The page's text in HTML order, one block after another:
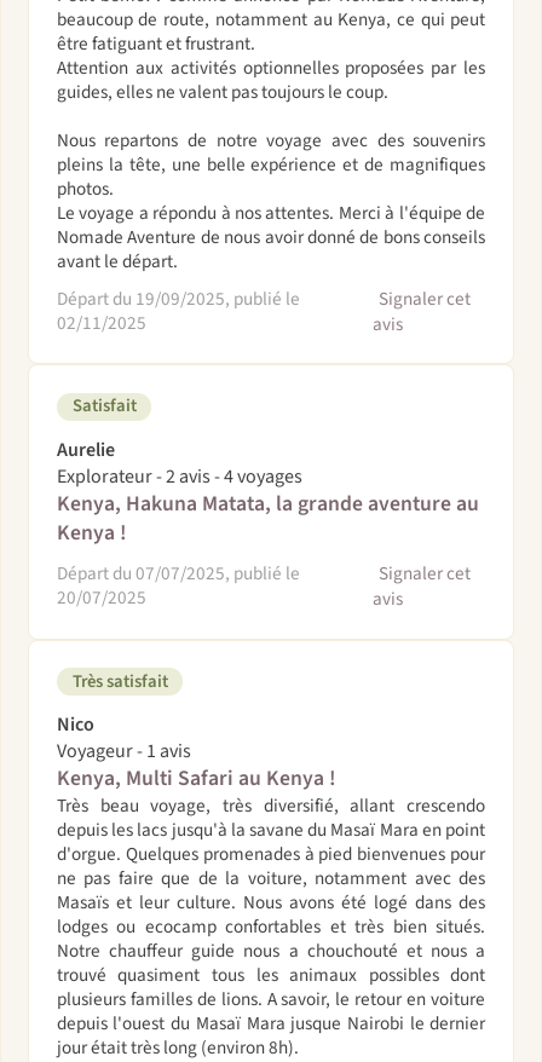
beaucoup de route, notamment au Kenya, ce qui peut
être fatiguant et frustrant.
Attention aux activités optionnelles proposées par les
guides, elles ne valent pas toujours le coup.
Nous repartons de notre voyage avec des souvenirs
pleins la tête, une belle expérience et de magnifiques
photos.
Le voyage a répondu à nos attentes. Merci à l'équipe de
Nomade Aventure de nous avoir donné de bons conseils
avant le départ.
Départ du 19/09/2025, publié le
02/11/2025
Signaler cet
avis
Satisfait
Aurelie
Explorateur - 2 avis - 4 voyages
Kenya, Hakuna Matata, la grande aventure au
Kenya !
Départ du 07/07/2025, publié le
20/07/2025
Signaler cet
avis
Très satisfait
Nico
Voyageur - 1 avis
Kenya, Multi Safari au Kenya !
Très beau voyage, très diversifié, allant crescendo
depuis les lacs jusqu'à la savane du Masaï Mara en point
d'orgue. Quelques promenades à pied bienvenues pour
ne pas faire que de la voiture, notamment avec des
Masaïs et leur culture. Nous avons été logé dans des
lodges ou ecocamp confortables et très bien situés.
Notre chauffeur guide nous a chouchouté et nous a
trouvé quasiment tous les animaux possibles dont
plusieurs familles de lions. A savoir, le retour en voiture
depuis l'ouest du Masaï Mara jusque Nairobi le dernier
jour était très long (environ 8h).